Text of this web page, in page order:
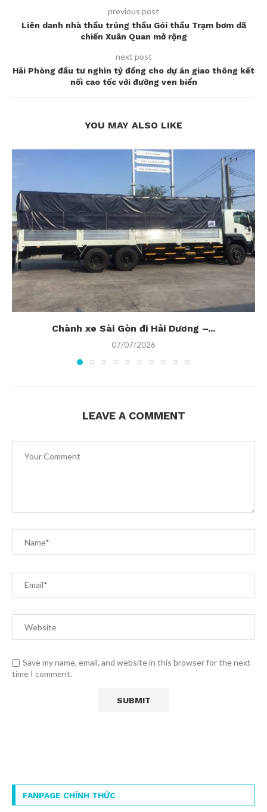
previous post
Liên danh nhà thầu trúng thầu Gói thầu Trạm bơm dã
chiến Xuân Quan mở rộng
next post
Hải Phòng đầu tư nghìn tỷ đồng cho dự án giao thông kết
nối cao tốc với đường ven biển
YOU MAY ALSO LIKE
Chành xe Sài Gòn đi Hải Dương –...
07/07/2026
LEAVE A COMMENT
Save my name, email, and website in this browser for the next
time I comment.
FANPAGE CHÍNH THỨC